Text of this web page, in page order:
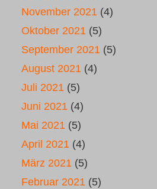
November 2021 (4)
Oktober 2021 (5)
September 2021 (5)
August 2021 (4)
Juli 2021 (5)
Juni 2021 (4)
Mai 2021 (5)
April 2021 (4)
März 2021 (5)
Februar 2021 (5)